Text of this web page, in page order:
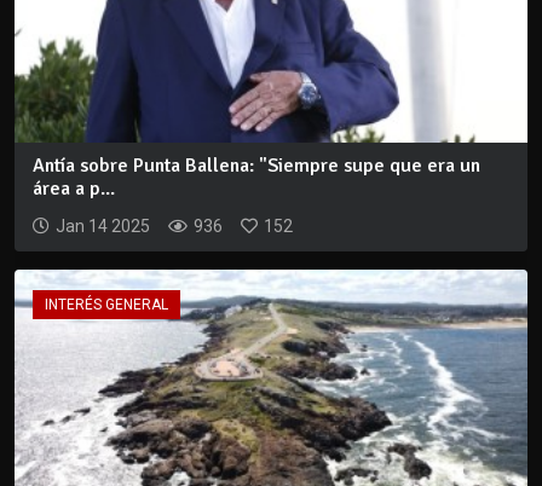
Antía sobre Punta Ballena: "Siempre supe que era un
área a p...
Jan 14 2025 936 152
INTERÉS GENERAL